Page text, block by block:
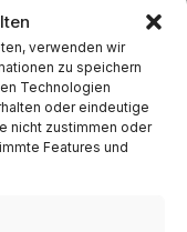
verwenden wir
zu speichern
Technologien
oder eindeutige
nicht zustimmen oder
Features und